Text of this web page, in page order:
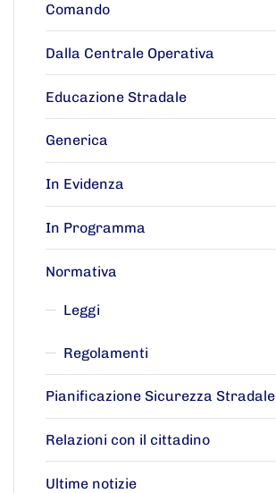
Comando
Dalla Centrale Operativa
Educazione Stradale
Generica
In Evidenza
In Programma
Normativa
Leggi
Regolamenti
Pianificazione Sicurezza Stradale
Relazioni con il cittadino
Ultime notizie